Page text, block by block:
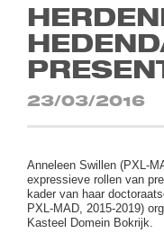
23/03/2016
Anneleen Swillen (PXL-
expressieve rollen van
kader van haar
PXL-MAD, 2015-2019)
Kasteel Domein Bokrijk.